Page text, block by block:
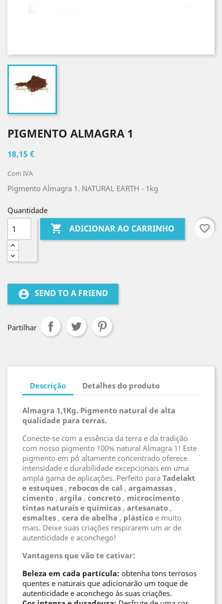
PIGMENTO ALMAGRA 1
18,15 €
Com IVA
Pigmento Almagra 1. NATURAL EARTH - 1kg
Quantidade
 ADICIONAR AO CARRINHO favorite_border
account_circle SEND TO A FRIEND
Partilhar
Descrição Detalhes do produto
Almagra 1,1Kg. Pigmento natural de alta
qualidade para terras.
Conecte-se com a essência da terra e da tradição
com nosso pigmento 100% natural Almagra 1! Este
pigmento em pó altamente concentrado oferece
intensidade e durabilidade excepcionais em uma
ampla gama de aplicações. Perfeito para Tadelakt
e estuques , rebocos de cal , argamassas ,
cimento , argila , concreto , microcimento ,
tintas naturais e químicas , artesanato ,
esmaltes , cera de abelha , plástico e muito
mais. Deixe suas criações respirarem um ar de
autenticidade e aconchego!
Vantagens que vão te cativar:
Beleza em cada partícula: obtenha tons terrosos
quentes e naturais que adicionarão um toque de
autenticidade e aconchego às suas criações.